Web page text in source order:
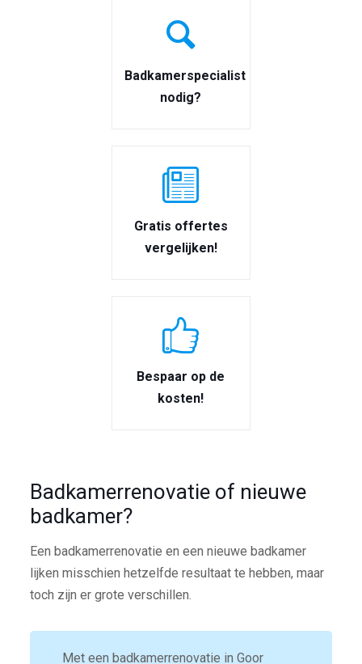
Badkamerspecialist
nodig?
Gratis offertes
vergelijken!
Bespaar op de
kosten!
Badkamerrenovatie of nieuwe
badkamer?
Een badkamerrenovatie en een nieuwe badkamer
lijken misschien hetzelfde resultaat te hebben, maar
toch zijn er grote verschillen.
Met een badkamerrenovatie in Goor